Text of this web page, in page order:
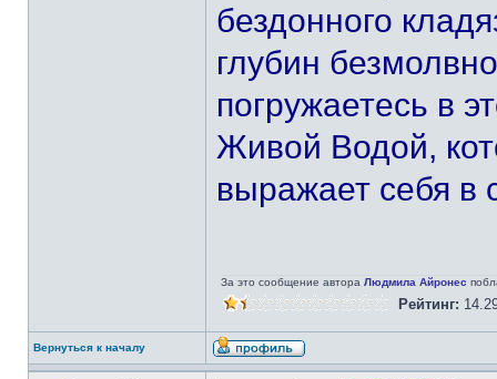
бездонного
глубин
погружаетесь в
Живой Водой,
выражает себя в
За это сообщение автора Людмила Айронес
Рейтинг:
Вернуться к началу